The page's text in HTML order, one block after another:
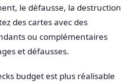
le défausse, la destruction
des cartes avec des
ou complémentaires
et défausses.
budget est plus réalisable